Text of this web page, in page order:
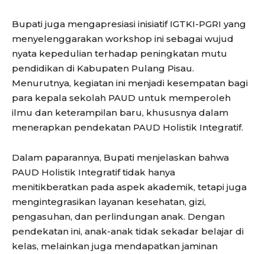
Bupati juga mengapresiasi inisiatif IGTKI-PGRI yang
menyelenggarakan workshop ini sebagai wujud
nyata kepedulian terhadap peningkatan mutu
pendidikan di Kabupaten Pulang Pisau.
Menurutnya, kegiatan ini menjadi kesempatan bagi
para kepala sekolah PAUD untuk memperoleh
ilmu dan keterampilan baru, khususnya dalam
menerapkan pendekatan PAUD Holistik Integratif.
Dalam paparannya, Bupati menjelaskan bahwa
PAUD Holistik Integratif tidak hanya
menitikberatkan pada aspek akademik, tetapi juga
mengintegrasikan layanan kesehatan, gizi,
pengasuhan, dan perlindungan anak. Dengan
pendekatan ini, anak-anak tidak sekadar belajar di
kelas, melainkan juga mendapatkan jaminan